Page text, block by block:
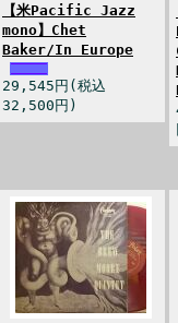
【米Pacific Jazz
mono】Chet
Baker/In Europe
29,545円(税込
32,500円)